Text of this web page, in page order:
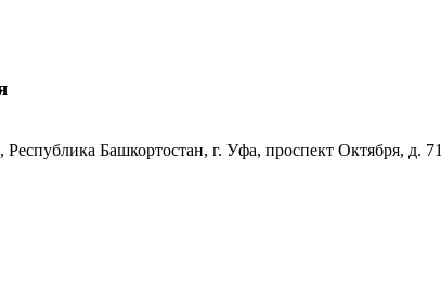
Башкортостан, г. Уфа, проспект Октября, д. 71